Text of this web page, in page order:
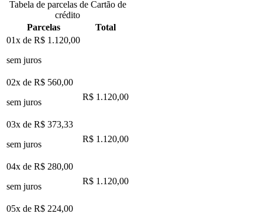
Tabela de parcelas de Cartão de
crédito
Parcelas
Total
01x de R$ 1.120,00
sem juros
02x de R$ 560,00
sem juros
R$ 1.120,00
03x de R$ 373,33
sem juros
R$ 1.120,00
04x de R$ 280,00
sem juros
R$ 1.120,00
05x de R$ 224,00